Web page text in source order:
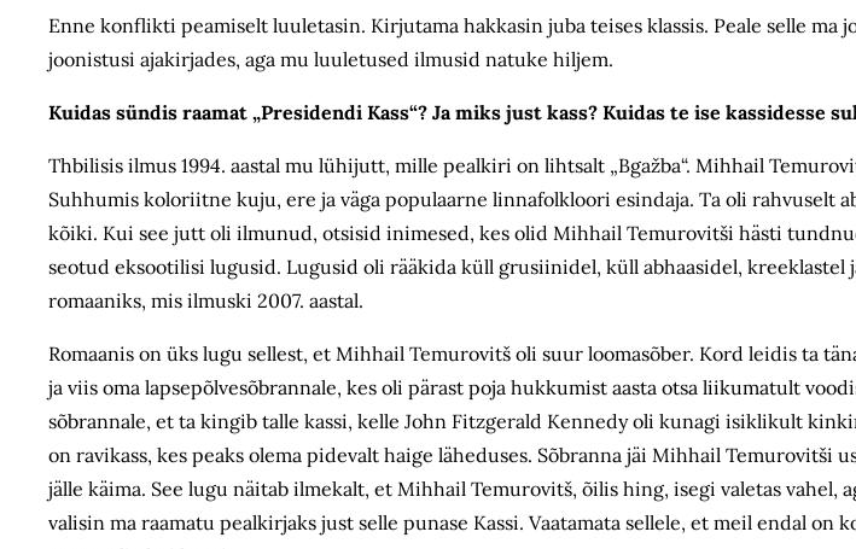
Enne konflikti peamiselt luuletasin. Kirjutama hakkasin juba teises klassis. Peale selle ma
joonistusi ajakirjades, aga mu luuletused ilmusid natuke hiljem.
Kuidas sündis raamat „Presidendi Kass“? Ja miks just kass? Kuidas te ise kassidesse
Thbilisis ilmus 1994. aastal mu lühijutt, mille pealkiri on lihtsalt „Bgažba“. Mihhail
Suhhumis koloriitne kuju, ere ja väga populaarne linnafolkloori esindaja. Ta oli rahvuselt
kõiki. Kui see jutt oli ilmunud, otsisid inimesed, kes olid Mihhail Temurovitši hästi
seotud eksootilisi lugusid. Lugusid oli rääkida küll grusiinidel, küll abhaasidel, kreeklastel
romaaniks, mis ilmuski 2007. aastal.
Romaanis on üks lugu sellest, et Mihhail Temurovitš oli suur loomasõber. Kord leidis ta
ja viis oma lapsepõlvesõbrannale, kes oli pärast poja hukkumist aasta otsa liikumatult
sõbrannale, et ta kingib talle kassi, kelle John Fitzgerald Kennedy oli kunagi isiklikult
on ravikass, kes peaks olema pidevalt haige läheduses. Sõbranna jäi Mihhail Temurovitši
jälle käima. See lugu näitab ilmekalt, et Mihhail Temurovitš, õilis hing, isegi valetas vahel,
valisin ma raamatu pealkirjaks just selle punase Kassi. Vaatamata sellele, et meil endal on